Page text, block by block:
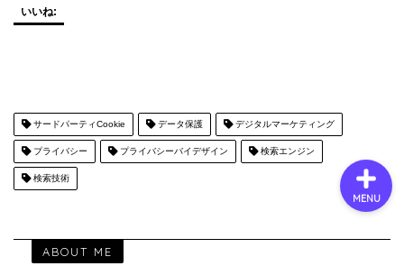
いいね:
サードパーティCookie データ保護 デジタルマーケティング
プライバシー プライバシーバイデザイン 検索エンジン
検索技術
ABOUT ME
MENU